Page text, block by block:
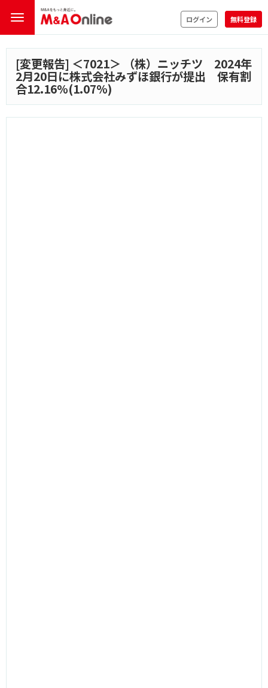
ログイン 無料登録
[変更報告] ＜7021＞ （株）ニッチツ 2024年
2月20日に株式会社みずほ銀行が提出 保有割
合12.16%(1.07%)